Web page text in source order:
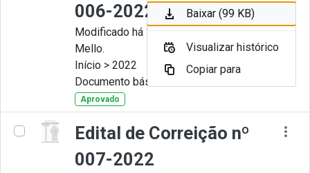
006-2022
Modificado há 11 Meses por Artur
Mello.
Início > 2022
Documento básico
Aprovado
Edital de Correição nº
007-2022
Baixar (99 KB)
Visualizar histórico
Copiar para